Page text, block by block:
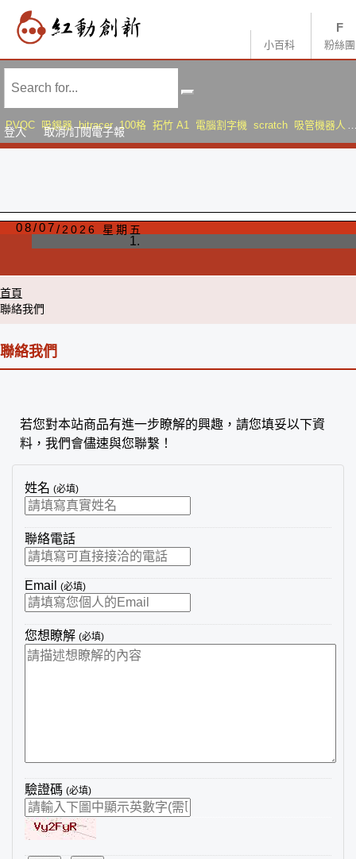
小百科 粉絲團
PVQC 吸錫器 bitracer 100格 拓竹 A1 電腦割字機 scratch 吸管機器人
AMS Lite Sonic Mini 8K S
登入 取消/訂閱電子報
08/07 2026 星期五
首頁
聯絡我們
聯絡我們
若您對本站商品有進一步瞭解的興趣，請您填妥以下資
料，我們會儘速與您聯繫！
姓名 (必填)
聯絡電話
Email (必填)
您想瞭解 (必填)
驗證碼 (必填)